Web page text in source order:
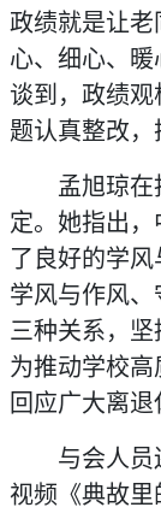
政绩就是让
心、细心、
谈到，政绩
题认真整改，
孟旭琼
定。她指出
了良好的学
学风与作风
三种关系，
为推动学校
回应广大离退
与会人
视频《典故里